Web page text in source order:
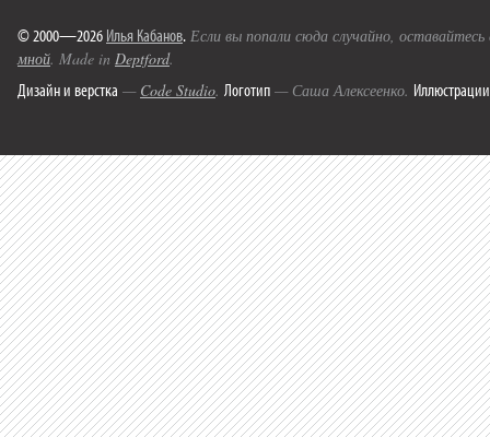
© 2000—2026 Илья Кабанов. Если вы попали сюда случайно,
мной. Made in Deptford.
Дизайн и верстка — Code Studio. Логотип — Саша Алексеенко. Иллюстрации